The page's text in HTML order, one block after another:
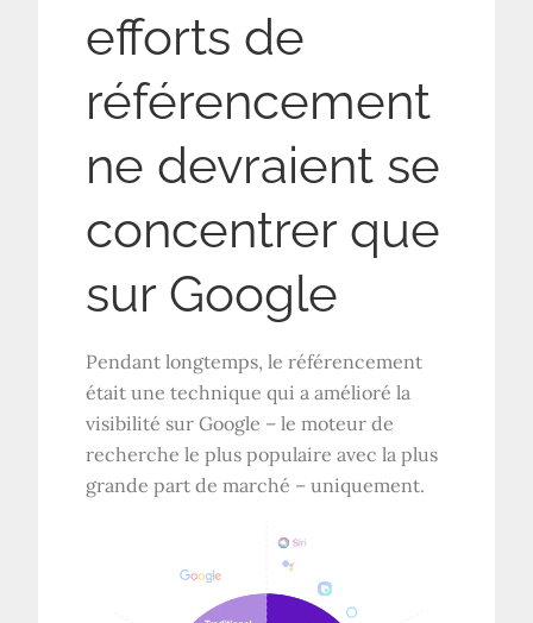
efforts de
référencement
ne devraient se
concentrer que
sur Google
Pendant longtemps, le référencement
était une technique qui a amélioré la
visibilité sur Google – le moteur de
recherche le plus populaire avec la plus
grande part de marché – uniquement.